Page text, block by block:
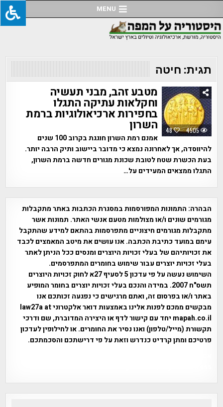
to
content
MENU
תגית: חיטה
48 4505
מטבע זהב, מבני תעשיה
וחקלאות עתיקה התגלו
בחפירות ארכיאולוגיות ברמת
השרון
אמנם רמת השרון חוגגת בקרוב 100 שנים
להיווסדה, אך לאחרונה נמצא כי מדובר ביישוב ותיק הרבה יותר.
בעת הכשרת שטח לטובת שכונת מגורים חדשה ברמת השרון,
התגלו ממצאים המעידים על…
הבהרה: התמונות המפורסמות במסגרת הכתבות באתר מתקבלות
מגורמים שונים ו/או מצולמות מטעם אנשי האתר. תמונות אשר
מתקבלות מגורמים חיצוניים מתפרסמות בהתאם למידע שהתקבל
עימם במועד כתיבת הכתבה. אנו עושים את מיטב המאמצים לכבד
את זכויותיהם של בעלי זכויות היוצרים ומנסים ככל הניתן לאתר
בעלי זכויות יוצרים עבור שימוש בחומרים המתפרסמים.
השימוש נעשה על פי עדכון 5 לסעיף 27א לחוק זכויות היוצרים
תשס"ח 2007. במידה והנכם בעלי זכויות יוצרים בחומר המופיע
באתר ו/או בפרסום זה, ואתם מרגישים כי נפגעה זכותכם אנו
מבקשים ממכם לפנות אלינו באמצעות דואר אלקטרוני law27a at
mapah.co.il יחד עם קישור לדף או היצירה המדוברת, שם ודרכי
תקשורת (מייל/טלפון) ואנו נסיר את החומרים. או לחילופין לעדכון
פרטיכם ומתן קרדיט כנדרש וזאת על פי דרישתכם והסכמתכם.